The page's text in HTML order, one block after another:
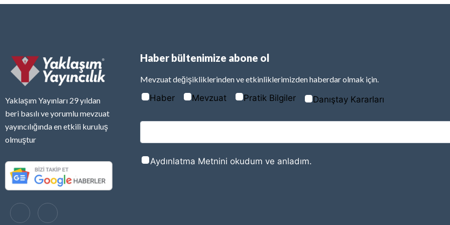
Yaklaşım Yayınları 29 yıldan
beri basılı ve yorumlu mevzuat
yayıncılığında en etkili kuruluş
olmuştur
Haber bültenimize abone ol
Mevzuat değişikliklerinden ve etkinliklerimizden haberdar olmak için.
Haber Mevzuat Pratik Bilgiler Danıştay Kararları
Aydınlatma Metnini okudum ve anladım.